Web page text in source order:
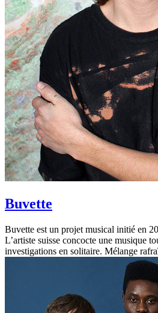
Buvette
Buvette est un projet musical initié en
L’artiste suisse concocte une musique
investigations en solitaire. Mélange